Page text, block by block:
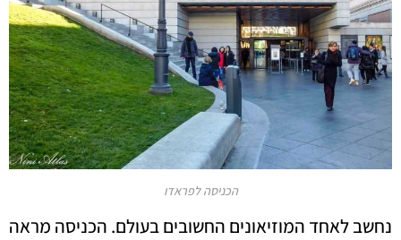
הכניסה לפראדו
נחשב לאחד המוזיאונים החשובים בעולם. הכניסה מראה